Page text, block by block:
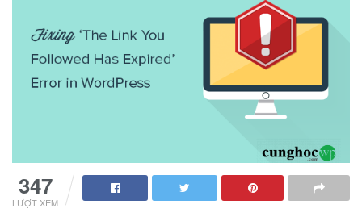
347
LƯỢT XEM